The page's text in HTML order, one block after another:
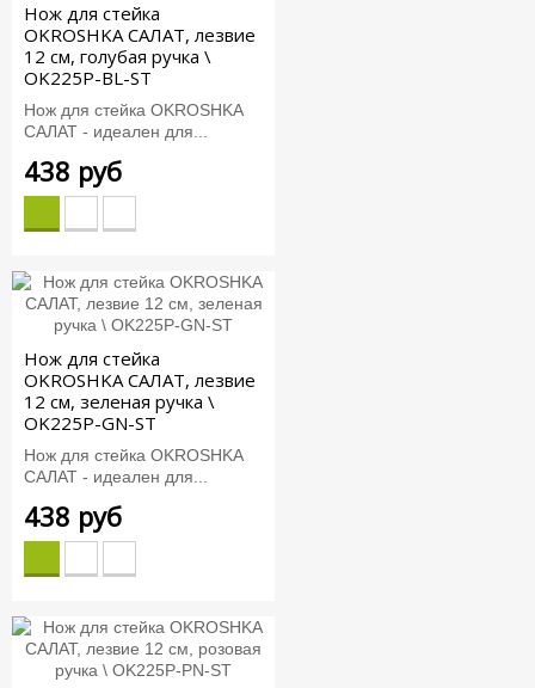
Нож для стейка
OKROSHKA САЛАТ, лезвие
12 см, голубая ручка \
OK225P-BL-ST
Нож для стейка OKROSHKA
САЛАТ - идеален для...
438 руб
Нож для стейка
OKROSHKA САЛАТ, лезвие
12 см, зеленая ручка \
OK225P-GN-ST
Нож для стейка OKROSHKA
САЛАТ - идеален для...
438 руб